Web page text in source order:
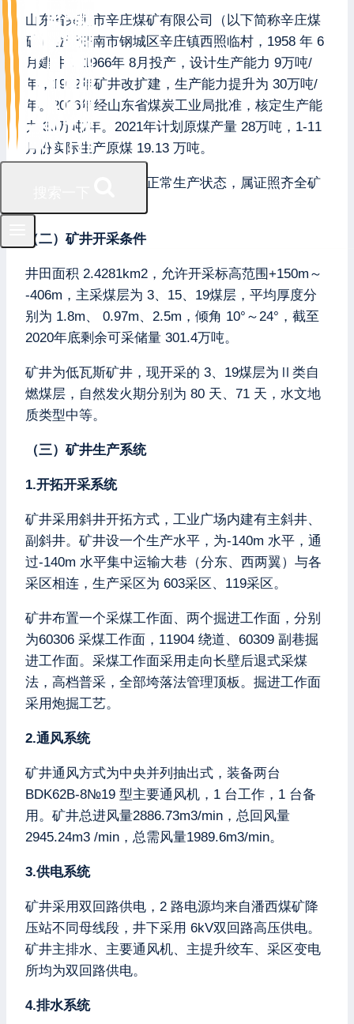
山东省莱芜市辛庄煤矿有限公司（以下简称辛庄煤
矿）位于济南市钢城区辛庄镇西照临村，1958 年 6
月建井， 1966年 8月投产，设计生产能力 9万吨/
年，1992年矿井改扩建，生产能力提升为 30万吨/
年。2006年经山东省煤炭工业局批准，核定生产能
力 30万吨/年。2021年计划原煤产量 28万吨，1-11
月份实际生产原煤 19.13 万吨。
事故发生前煤矿处于正常生产状态，属证照齐全矿
（二）矿井开采条件
井田面积 2.4281km2，允许开采标高范围+150m～
-406m，主采煤层为 3、15、19煤层，平均厚度分
别为 1.8m、 0.97m、2.5m，倾角 10°～24°，截至
2020年底剩余可采储量 301.4万吨。
矿井为低瓦斯矿井，现开采的 3、19煤层为Ⅱ类自
燃煤层，自然发火期分别为 80 天、71 天，水文地
质类型中等。
（三）矿井生产系统
1.开拓开采系统
矿井采用斜井开拓方式，工业广场内建有主斜井、
副斜井。矿井设一个生产水平，为-140m 水平，通
过-140m 水平集中运输大巷（分东、西两翼）与各
采区相连，生产采区为 603采区、119采区。
矿井布置一个采煤工作面、两个掘进工作面，分别
为60306 采煤工作面，11904 绕道、60309 副巷掘
进工作面。采煤工作面采用走向长壁后退式采煤
法，高档普采，全部垮落法管理顶板。掘进工作面
采用炮掘工艺。
2.通风系统
矿井通风方式为中央并列抽出式，装备两台
BDK62B-8№19 型主要通风机，1 台工作，1 台备
用。矿井总进风量2886.73m3/min，总回风量
2945.24m3 /min，总需风量1989.6m3/min。
3.供电系统
矿井采用双回路供电，2 路电源均来自潘西煤矿降
压站不同母线段，井下采用 6kV双回路高压供电。
矿井主排水、主要通风机、主提升绞车、采区变电
所均为双回路供电。
4.排水系统